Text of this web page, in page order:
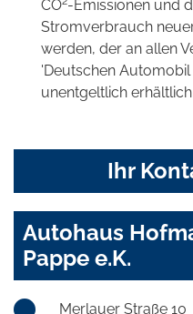
CO -Emissionen und
Stromverbrauch
werden, der an allen
'Deutschen
unentgeltlich
Ihr
Autohaus
Pappe e.K.
Merlauer Straße 10